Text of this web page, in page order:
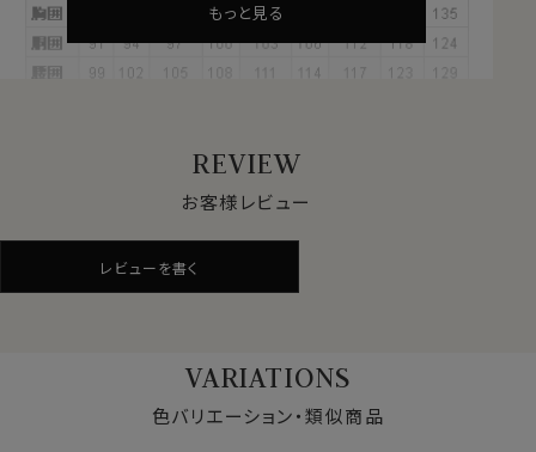
これらの特長を備えた高機能素材が、ポリエステル
●通年快適な着用感を求める方へ
クールマックス®オールシーズン・ファブリックは、暑いと
きにはドライに、寒いときには暖かい。
通年着用するビジネスシャツに適した素材です。
肌離れのよいドライな着用感が持続。
汗を素早く発散、長時間の着用でもムレにくく、快適さを
保つ吸水速乾のドライ素材です。
もっと見る
REVIEW
お客様レビュー
レビューを書く
VARIATIONS
色バリエーション・類似商品